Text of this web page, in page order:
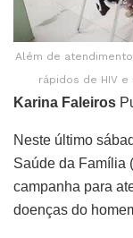
Além de
rápidos de HIV
Karina Faleiros
Neste último
Saúde da Família
campanha para
doenças do